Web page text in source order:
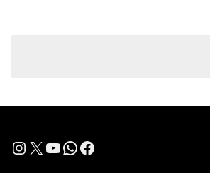
Instagram
X YouTube
WhatsApp
Facebook